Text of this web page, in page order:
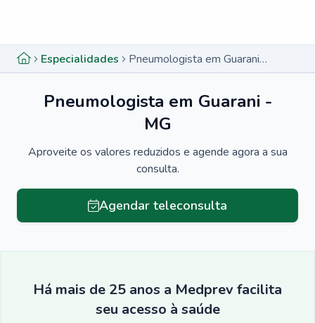
Especialidades Pneumologista em Guarani - MG
Pneumologista em Guarani -
MG
Aproveite os valores reduzidos e agende agora a sua
consulta.
Agendar teleconsulta
Há mais de 25 anos a Medprev facilita
seu acesso à saúde